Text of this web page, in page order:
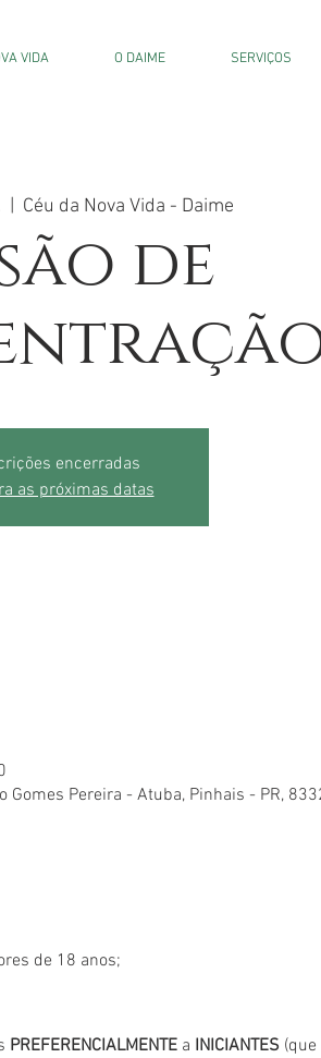
VIDA O DAIME SERVIÇOS
Céu da Nova Vida - Daime
de
encerradas
as próximas datas
Gomes Pereira - Atuba, Pinhais - PR,
de 18 anos;
PREFERENCIALMENTE a INICIANTES